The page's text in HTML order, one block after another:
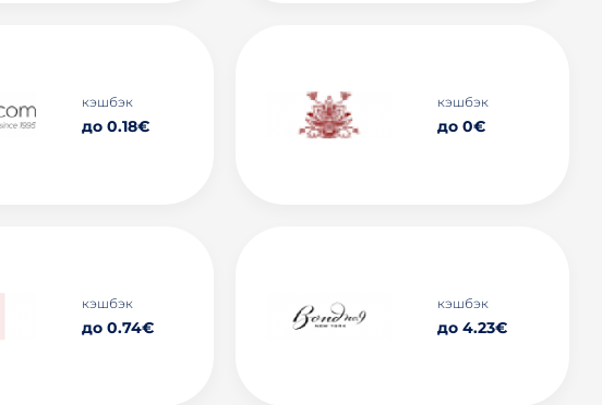
кэшбэк
до 0.18€
кэшбэк
до 0€
кэшбэк
до 0.74€
кэшбэк
до 4.23€